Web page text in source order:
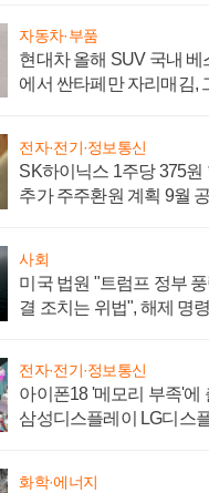
자동차·부품
현대차 올해 SUV 국내 베
에서 싼타페만 자리매김,
전자·전기·정보통신
SK하이닉스 1주당 375원
추가 주주환원 계획 9월
사회
미국 법원 "트럼프 정부
결 조치는 위법", 해제 명
전자·전기·정보통신
아이폰18 '메모리 부족'에
삼성디스플레이 LG디스
화학·에너지